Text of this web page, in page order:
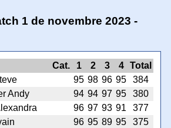
1 de novembre 2023 -
Cat. 1 2 3 4
Total
95 98 96 95
384
Andy 94 94 97 95
380
96 97 93 91
377
96 95 89 95
375